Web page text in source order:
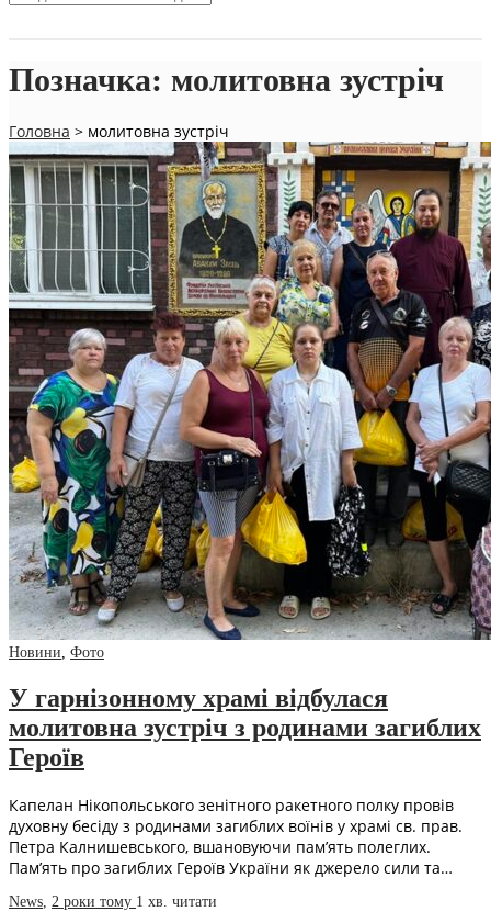
Позначка: молитовна зустріч
Головна > молитовна зустріч
Новини, Фото
У гарнізонному храмі відбулася
молитовна зустріч з родинами загиблих
Героїв
Капелан Нікопольського зенітного ракетного полку провів
духовну бесіду з родинами загиблих воїнів у храмі св. прав.
Петра Калнишевського, вшановуючи пам’ять полеглих.
Пам’ять про загиблих Героїв України як джерело сили та…
News, 2 роки тому 1 хв. читати